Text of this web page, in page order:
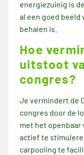
energiezuinig is
al een goed
behalen is.
Hoe
uitstoot
congres?
Je vermindert de
congres door de
met het openbaar
actief te
carpooling te